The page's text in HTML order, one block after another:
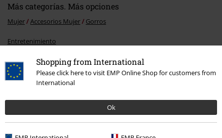
Shopping from International
Please click here to visit EMP Online Shop for customers from
International
Ok
Más categorías. Más opciones
Mujer Accesorios Mujer Gorros
Entretenimiento
Películas & TV Disney Accesorios Gorros
Accesorios Sombreros y gorras
Películas & TV Disney Regalos de Disney